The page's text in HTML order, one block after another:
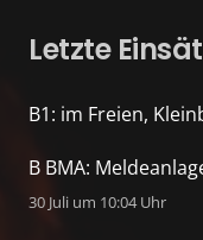
Letzte
B1: im Freien,
B BMA:
30 Juli um 10:04 Uhr